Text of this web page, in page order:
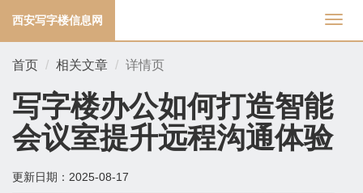
切
换
西安写字楼信息网
首页 相关文章 详情页
写字楼办公如何打造智能
会议室提升远程沟通体验
更新日期： 2025-08-17